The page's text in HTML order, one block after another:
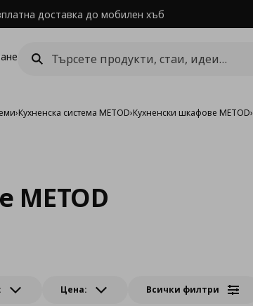
доставка до мобилен хъб
›Кухненска система METOD›Кухненски шкафове METOD›
Цена: Всички филтри